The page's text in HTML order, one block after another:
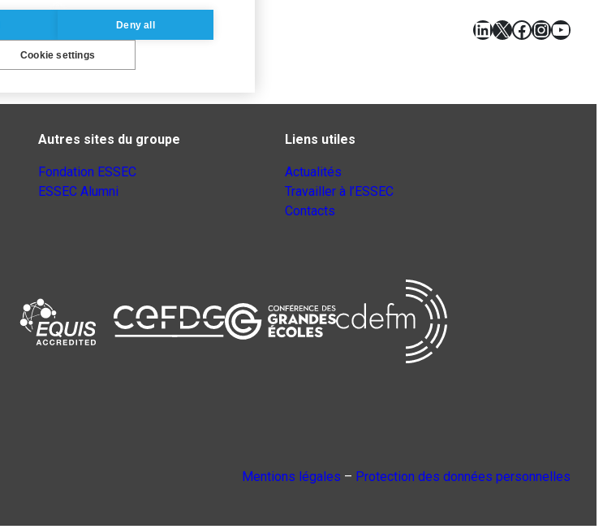
LinkedIn
X Facebook
Autres sites du groupe
Fondation ESSEC
ESSEC Alumni
Liens utiles
Actualités
Travailler à l’ESSEC
Contacts
Mentions légales – Protection des données personnelles
Deny all
Cookie settings